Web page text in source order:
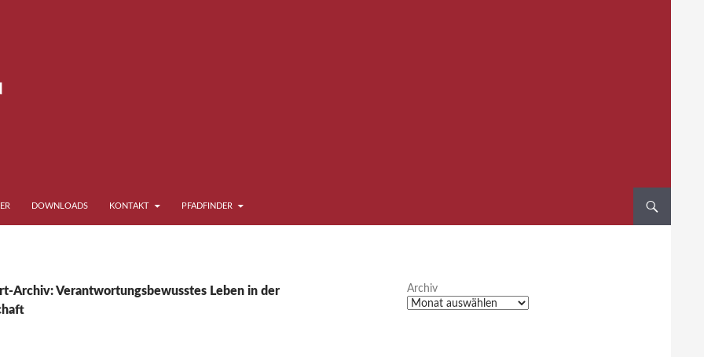
DOWNLOADS KONTAKT PFADFINDER
Archiv: Verantwortungsbewusstes Leben in der
Archiv